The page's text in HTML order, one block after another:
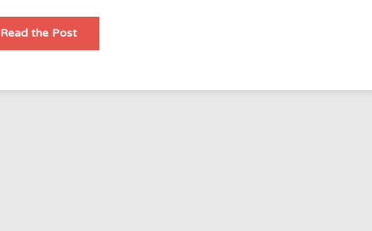
道
多？
54485818
水
Read the Post防
工
薦